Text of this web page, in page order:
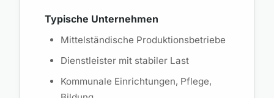
Typische Unternehmen
Mittelständische Produktionsbetriebe
Dienstleister mit stabiler Last
Kommunale Einrichtungen, Pflege,